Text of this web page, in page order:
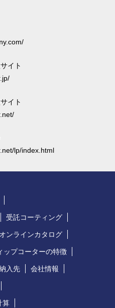
イト
イト
lp/index.html
受託コーティング
オンラインカタログ
ップコーターの特徴
入先 会社情報
算